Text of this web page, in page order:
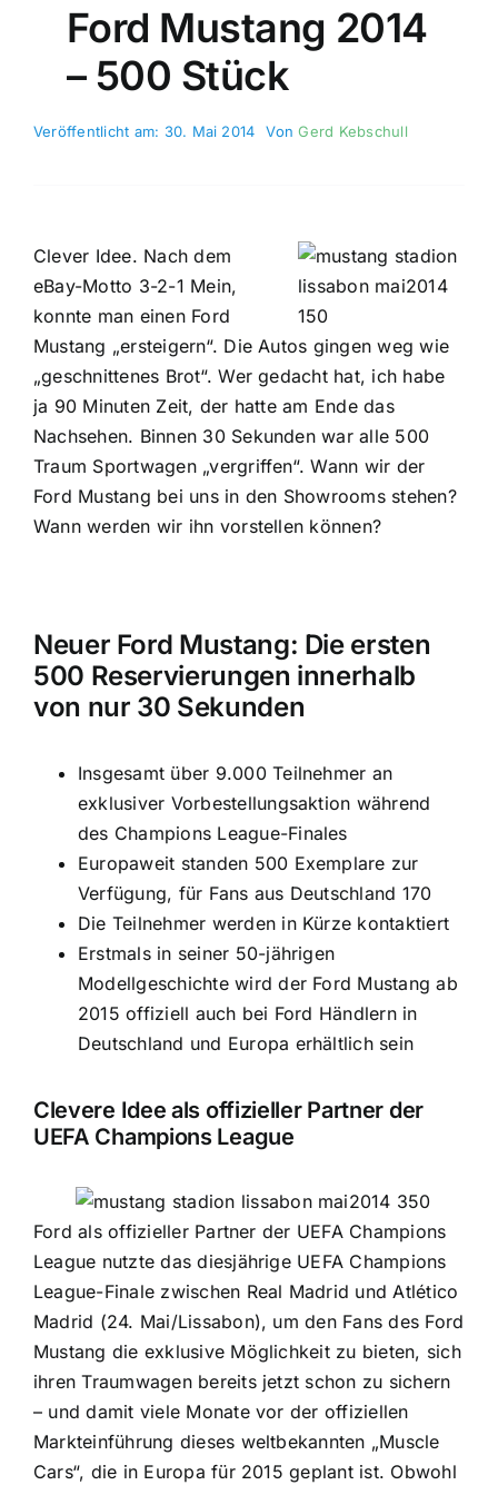
Ford Mustang 2014
– 500 Stück
Veröffentlicht am: 30. Mai 2014 VonGerd Kebschull
Clever Idee. Nach dem
eBay-Motto 3-2-1 Mein,
konnte man einen Ford
Mustang „ersteigern“. Die Autos gingen weg wie
„geschnittenes Brot“. Wer gedacht hat, ich habe
ja 90 Minuten Zeit, der hatte am Ende das
Nachsehen. Binnen 30 Sekunden war alle 500
Traum Sportwagen „vergriffen“. Wann wir der
Ford Mustang bei uns in den Showrooms stehen?
Wann werden wir ihn vorstellen können?
Neuer Ford Mustang: Die ersten
500 Reservierungen innerhalb
von nur 30 Sekunden
Insgesamt über 9.000 Teilnehmer an
exklusiver Vorbestellungsaktion während
des Champions League-Finales
Europaweit standen 500 Exemplare zur
Verfügung, für Fans aus Deutschland 170
Die Teilnehmer werden in Kürze kontaktiert
Erstmals in seiner 50-jährigen
Modellgeschichte wird der Ford Mustang ab
2015 offiziell auch bei Ford Händlern in
Deutschland und Europa erhältlich sein
Clevere Idee als offizieller Partner der
UEFA Champions League
Ford als offizieller Partner der UEFA Champions
League nutzte das diesjährige UEFA Champions
League-Finale zwischen Real Madrid und Atlético
Madrid (24. Mai/Lissabon), um den Fans des Ford
Mustang die exklusive Möglichkeit zu bieten, sich
ihren Traumwagen bereits jetzt schon zu sichern
– und damit viele Monate vor der offiziellen
Markteinführung dieses weltbekannten „Muscle
Cars“, die in Europa für 2015 geplant ist. Obwohl